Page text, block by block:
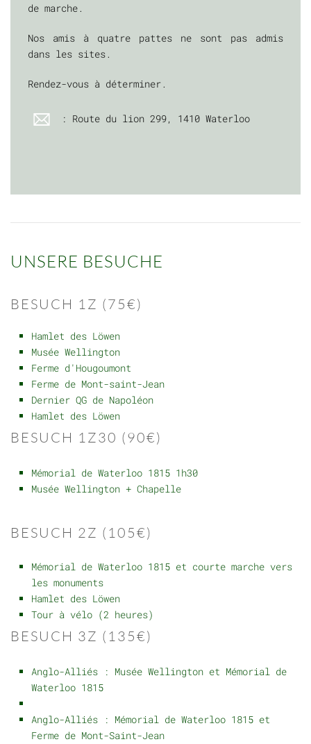
de marche.
Nos amis à quatre pattes ne sont pas admis
dans les sites.
Rendez-vous à déterminer.
: Route du lion 299, 1410 Waterloo
UNSERE BESUCHE
BESUCH 1Z (75€)
Hamlet des Löwen
Musée Wellington
Ferme d'Hougoumont
Ferme de Mont-saint-Jean
Dernier QG de Napoléon
Hamlet des Löwen
BESUCH 1Z30 (90€)
Mémorial de Waterloo 1815 1h30
Musée Wellington + Chapelle
BESUCH 2Z (105€)
Mémorial de Waterloo 1815 et courte marche vers
les monuments
Hamlet des Löwen
Tour à vélo (2 heures)
BESUCH 3Z (135€)
Anglo-Alliés : Musée Wellington et Mémorial de
Waterloo 1815
Anglo-Alliés : Mémorial de Waterloo 1815 et
Ferme de Mont-Saint-Jean